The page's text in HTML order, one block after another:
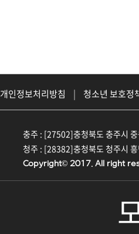
개인정보처리방침 |
청소년 보호정
충주 : [27502]충청북도 충주시
청주 : [28382]충청북도 청주시
Copyright© 2017. All right